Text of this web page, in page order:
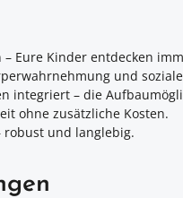
Eure Kinder entdecken
und
integriert – die
ohne zusätzliche Kosten.
robust und langlebig.